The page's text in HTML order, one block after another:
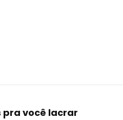
pra você lacrar